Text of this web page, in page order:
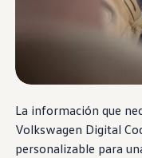
Espacio y
La información que
Volkswagen Digital
personalizable para